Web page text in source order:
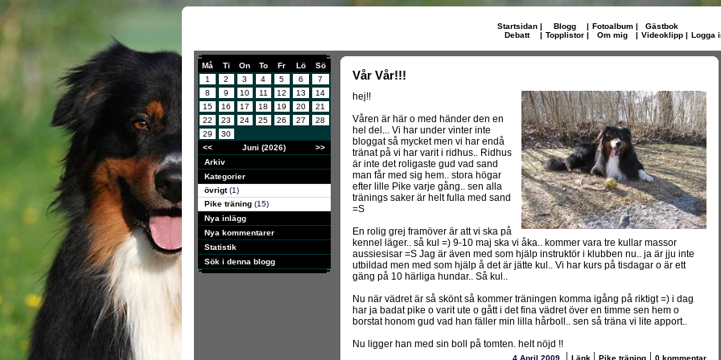
Startsidan | Blogg | Fotoalbum |
Gästbok
Debatt
| Topplistor | Om mig | Videoklipp | Logga
Må Ti On To Fr Lö
Sö
1
2 3 4 5 6
7
8
9 10 11 12 13
14
15
16 17 18 19 20
21
22
23 24 25 26 27
28
29
30
<<
Juni (2026)
>>
Arkiv
Kategorier
övrigt(1)
Pike träning (15)
Nya inlägg
Nya kommentarer
Statistik
Sök i denna blogg
Vår Vår!!!
hej!!
Våren är här o med händer den en
hel del... Vi har under vinter inte
bloggat så mycket men vi har endå
tränat på vi har varit i ridhus.. Ridhus
är inte det roligaste gud vad sand
man får med sig hem.. stora högar
efter lille Pike varje gång.. sen alla
tränings saker är helt fulla med sand
=S
En rolig grej framöver är att vi ska på
kennel läger.. så kul =) 9-10 maj ska vi åka.. kommer vara tre kullar massor
aussiesisar =S Jag är även med som hjälp instruktör i klubben nu.. ja är jju inte
utbildad men med som hjälp å det är jätte kul.. Vi har kurs på tisdagar o är ett
gäng på 10 härliga hundar.. Så kul..
Nu när vädret är så skönt så kommer träningen komma igång på riktigt =) i dag
har ja badat pike o varit ute o gått i det fina vädret över en timme sen hem o
borstat honom gud vad han fäller min lilla hårboll.. sen så träna vi lite apport..
Nu ligger han med sin boll på tomten. helt nöjd !!
4 April 2009 | Länk | Pike träning | 0 kommentar